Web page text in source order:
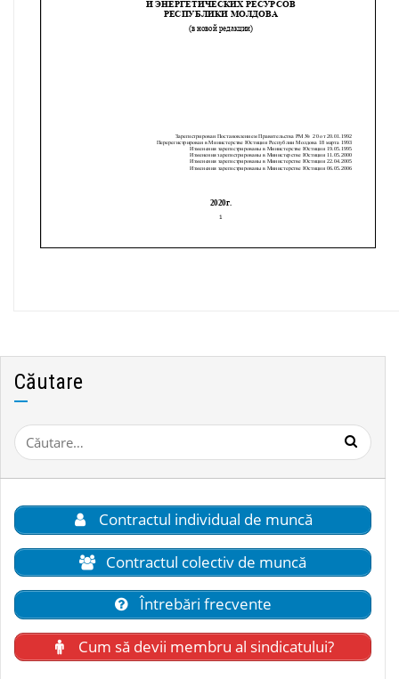
Căutare
Caută
după:
Contractul individual de muncă
Contractul colectiv de muncă
Întrebări frecvente
Cum să devii membru al sindicatului?